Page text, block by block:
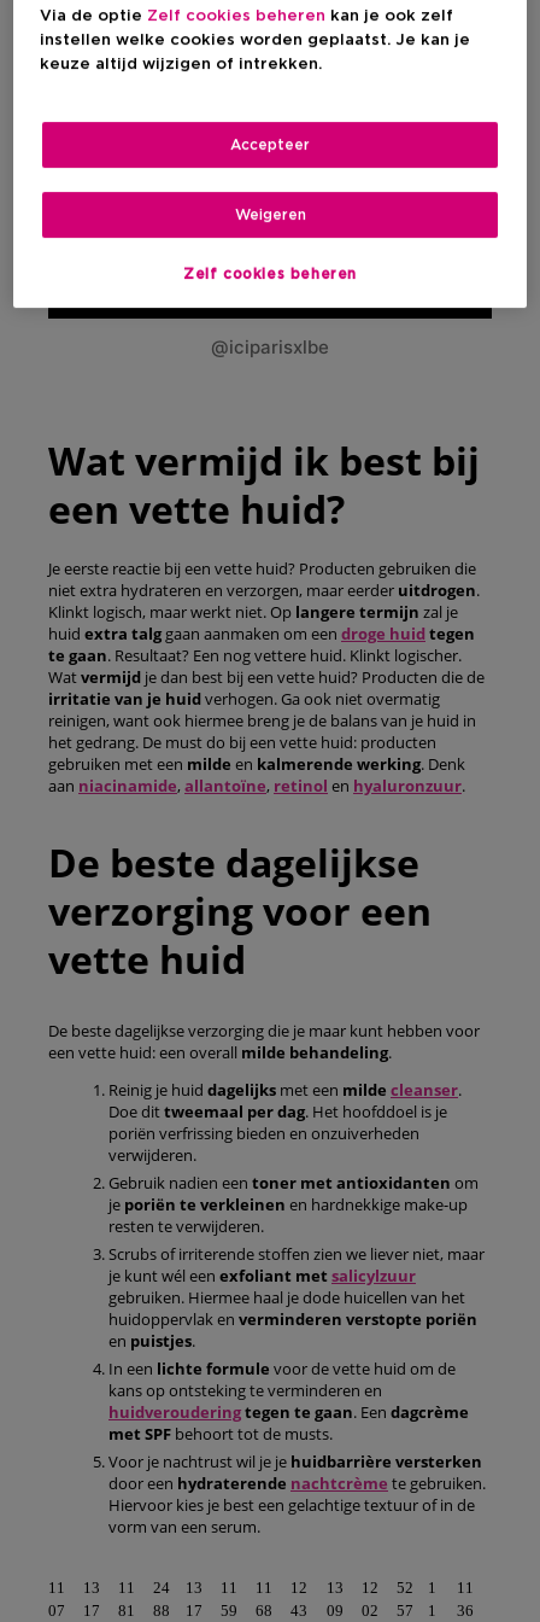
make-up resten.
@iciparisxlbe
Wat vermijd ik best bij
een vette huid?
Je eerste reactie bij een vette huid? Producten gebruiken die
niet extra hydrateren en verzorgen, maar eerder uitdrogen.
Klinkt logisch, maar werkt niet. Op langere termijn zal je
huid extra talggaan aanmaken om een droge huidtegen
te gaan. Resultaat? Een nog vettere huid. Klinkt logischer.
Watvermijd je dan best bij een vette huid? Producten die de
irritatie van je huidverhogen. Ga ook niet overmatig
reinigen, want ook hiermee breng je de balans van je huid in
het gedrang. De must do bij een vette huid: producten
gebruiken met een milde en kalmerende werking. Denk
aan niacinamide, allantoïne, retinol en hyaluronzuur.
De beste dagelijkse
verzorging voor een
vette huid
De beste dagelijkse verzorging die je maar kunt hebben voor
een vette huid: een overall milde behandeling.
Reinig je huid dagelijks met een milde cleanser.
Doe dittweemaal per dag. Het hoofddoel is je
poriën verfrissing bieden en onzuiverheden
verwijderen.
Gebruik nadien een toner met antioxidanten om
je poriën te verkleinen en hardnekkige make-up
resten te verwijderen.
Scrubs of irriterende stoffen zien we liever niet, maar
je kunt wél een exfoliant met salicylzuur
gebruiken. Hiermee haal je dode huicellen van het
huidoppervlak en verminderen verstopte poriën
en puistjes.
In een lichte formule voor de vette huid om de
kans op ontsteking te verminderen en
huidverouderingtegen te gaan. Een dagcrème
met SPF behoort tot de musts.
Voor je nachtrust wil je je huidbarrière versterken
door een hydraterende nachtcrème te gebruiken.
Hiervoor kies je best een gelachtige textuur of in de
vorm van een serum.
11
07
13
17
11
81
24
88
13
17
11
59
11
68
12
43
13
09
12
02
52
57
1
1
11
36
Via de optie Zelf cookies beheren kan je ook zelf
instellen welke cookies worden geplaatst. Je kan je
keuze altijd wijzigen of intrekken.
Zelf cookies beheren
Weigeren
Accepteer